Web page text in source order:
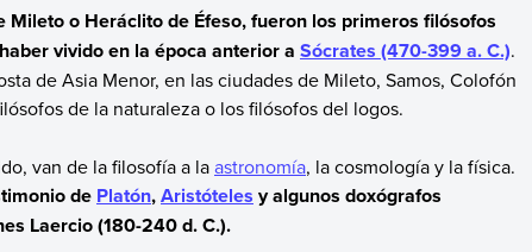
Mileto o Heráclito de Éfeso, fueron los primeros filósofos
vivido en la época anterior a Sócrates (470-399 a. C.).
de Asia Menor, en las ciudades de Mileto, Samos, Colofón
de la naturaleza o los filósofos del logos.
van de la filosofía a laastronomía, la cosmología y la física.
de Platón,Aristóteles y algunos doxógrafos
Laercio (180-240 d. C.).